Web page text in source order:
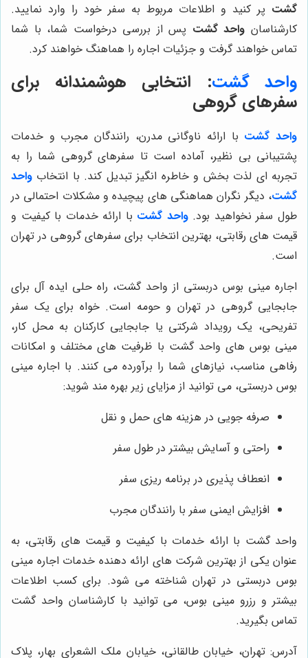
گشت پر کنید و اطلاعات مربوط به سفر خود را وارد نمایید.
کارشناسان واحد گشت پس از بررسی درخواست شما، با شما
تماس خواهند گرفت و جزئیات اجاره را هماهنگ خواهند کرد.
واحد گشت: انتخابی هوشمندانه برای
سفرهای گروهی
واحد گشت با ارائه ناوگانی مدرن، رانندگان مجرب و خدمات
پشتیبانی بی نظیر، آماده است تا سفرهای گروهی شما را به
تجربه ای لذت بخش و خاطره انگیز تبدیل کند. با انتخاب واحد
گشت، دیگر نگران هماهنگی های پیچیده و مشکلات احتمالی در
طول سفر نخواهید بود.واحد گشت با ارائه خدمات با کیفیت و
قیمت های رقابتی، بهترین انتخاب برای سفرهای گروهی در تهران
است.
اجاره مینی بوس دربستی از واحد گشت، راه حلی ایده آل برای
جابجایی گروهی در تهران و حومه است. خواه برای یک سفر
تفریحی، یک رویداد شرکتی یا جابجایی کارکنان به محل کار،
مینی بوس های واحد گشت با ظرفیت های مختلف و امکانات
رفاهی مناسب، نیازهای شما را برآورده می کنند. با اجاره مینی
بوس دربستی، می توانید از مزایای زیر بهره مند شوید:
صرفه جویی در هزینه های حمل و نقل
راحتی و آسایش بیشتر در طول سفر
انعطاف پذیری در برنامه ریزی سفر
افزایش ایمنی سفر با رانندگان مجرب
واحد گشت با ارائه خدمات با کیفیت و قیمت های رقابتی، به
عنوان یکی از بهترین شرکت های ارائه دهنده خدمات اجاره مینی
بوس دربستی در تهران شناخته می شود. برای کسب اطلاعات
بیشتر و رزرو مینی بوس، می توانید با کارشناسان واحد گشت
تماس بگیرید.
آدرس: تهران، خیابان طالقانی، خیابان ملک الشعرای بهار، پلاک